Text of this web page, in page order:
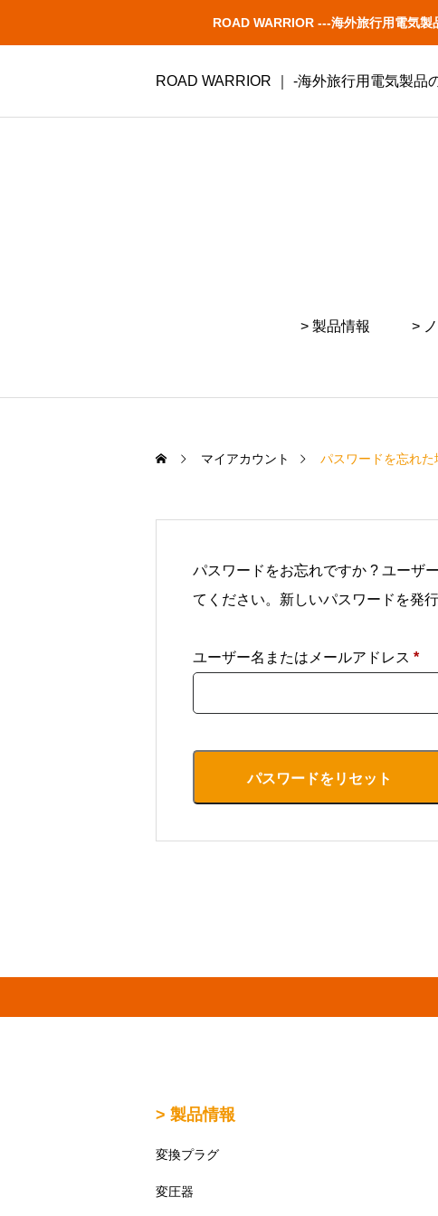
ROAD WARRIOR ---海外旅行用電気
ROAD WARRIOR ｜ -海外旅行用電気製品
> 製品情報 >
マイアカウント パスワードを忘れた
パスワードをお忘れですか ? ユーザ
てください。新しいパスワードを発
ユーザー名またはメールアドレス *必
パスワードをリセット
> 製品情報
変換プラグ
変圧器